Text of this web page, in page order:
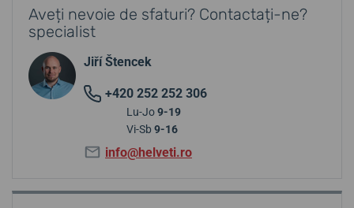
Aveți nevoie de sfaturi? Contactați-ne?
specialist
Jiří Štencek
+420 252 252 306
Lu-Jo9-19
Vi-Sb 9-16
info@helveti.ro